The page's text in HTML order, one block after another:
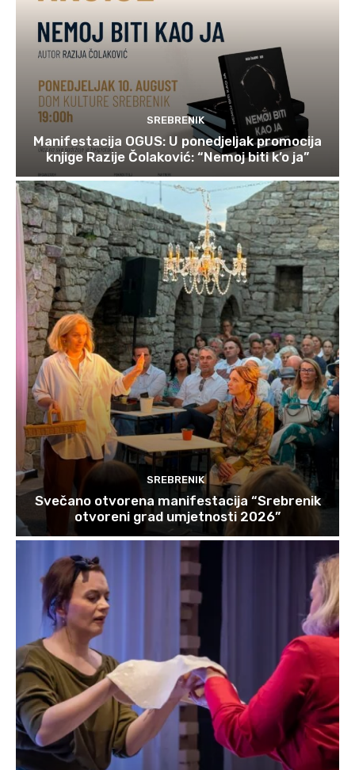
SREBRENIK
Manifestacija OGUS: U ponedjeljak promocija
knjige Razije Čolaković: “Nemoj biti k’o ja”
SREBRENIK
Svečano otvorena manifestacija “Srebrenik
otvoreni grad umjetnosti 2026”